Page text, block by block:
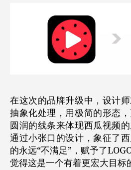
在这次的品牌升级中，设计
抽象化处理，用极简的形态
圆润的线条来体现西瓜视频的
通过小张口的设计，象征了
的永远“不满足”，赋予了
觉得这是一个有着更宏大目标